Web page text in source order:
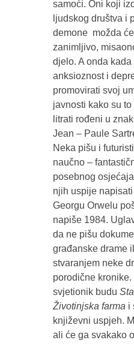
samoći. Oni koji
ljudskog društva i
demone možda
zanimljivo,
djelo. A onda
anksioznost i
promovirati svoj
javnosti kako su
litrati rođeni u
Jean – Paule
Neka pišu i
naučno –
posebnog
njih uspije
Georgu Orwelu
napiše 1984.
da ne pišu
građanske drame
stvaranjem neke
porodične
svjetionik budu
Životinjska farma i
književni uspjeh.
ali će ga svakako